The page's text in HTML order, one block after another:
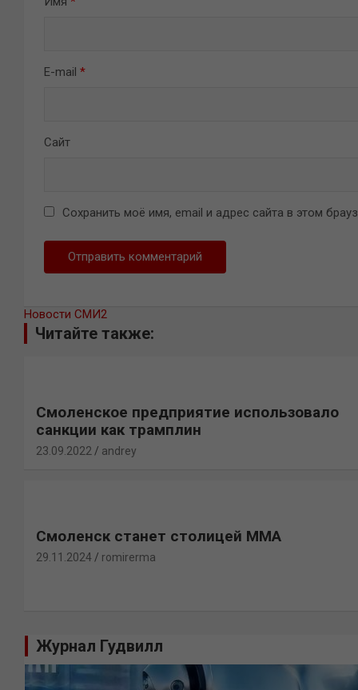
E-mail *
Сайт
Сохранить моё имя, email и адрес сайта в этом
Новости СМИ2
Читайте также:
Смоленское предприятие использовало
санкции как трамплин
23.09.2022 andrey
Смоленск станет столицей ММА
29.11.2024 romirerma
Журнал Гудвилл